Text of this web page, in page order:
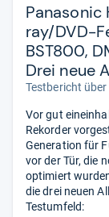
Panasonic
ray/DVD-
BST800,
Drei neue
Testbericht
Vor gut
Rekorder
Generation für
vor der Tür, die
optimiert
die drei neuen
Testumfeld: